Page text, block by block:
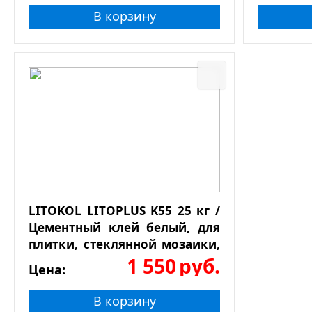
В корзину
LITOKOL LITOPLUS K55 25 кг /
Цементный клей белый, для
плитки, стеклянной мозаики,
натурального камня
Цена: 1 550руб.
В корзину